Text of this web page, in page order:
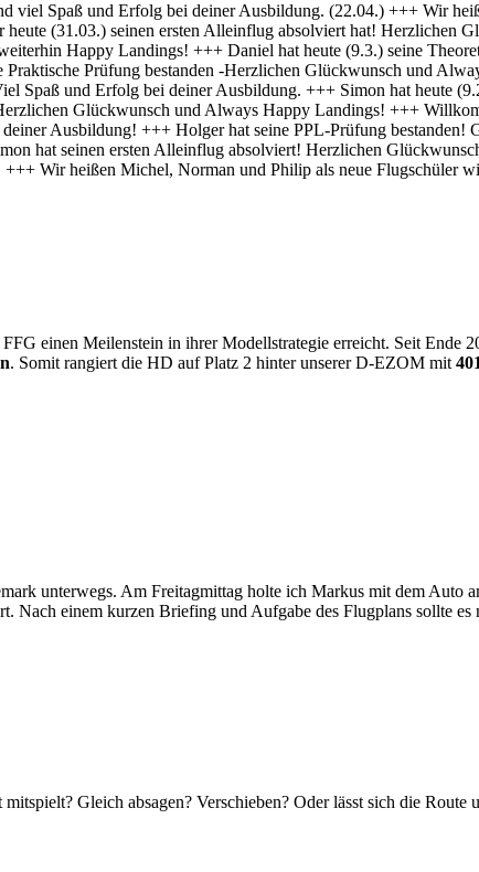
einen Meilenstein in ihrer Modellstrategie erreicht. Seit Ende
. Somit rangiert die HD auf Platz 2 hinter unserer D-EZOM mit
unterwegs. Am Freitagmittag holte ich Markus mit dem Auto
Nach einem kurzen Briefing und Aufgabe des Flugplans sollte
Gleich absagen? Verschieben? Oder lässt sich die Route